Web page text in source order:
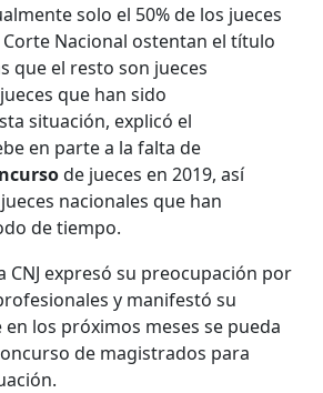
solo el 50% de los jueces
Nacional ostentan el título
que el resto son jueces
que han sido
situación, explicó el
en parte a la falta de
de jueces en 2019, así
nacionales que han
de tiempo.
CNJ expresó su preocupación por
y manifestó su
en los próximos meses se pueda
de magistrados para